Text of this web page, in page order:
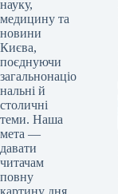
науку,
медицину та
новини
Києва,
поєднуючи
загальнонаціо
нальні й
столичні
теми. Наша
мета —
давати
читачам
повну